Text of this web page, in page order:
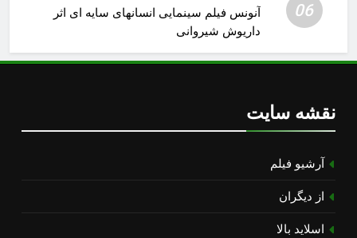
06
آنونس فیلم سینمایی انسانهای سایه ای اثر
داریوش شیروانی
نقشه سایت
آرشیو فیلم
از دیگران
اسلاید بالا